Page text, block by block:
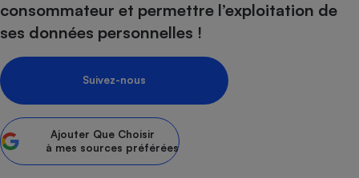
consommateur et permettre l’exploitation de
ses données personnelles !​​​​​​
Suivez-nous
Ajouter Que Choisir
à mes sources préférées